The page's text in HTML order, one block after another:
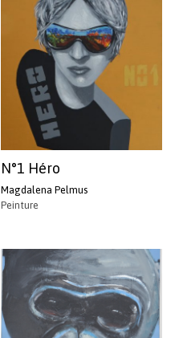
N°1 Héro
Magdalena Pelmus
Peinture